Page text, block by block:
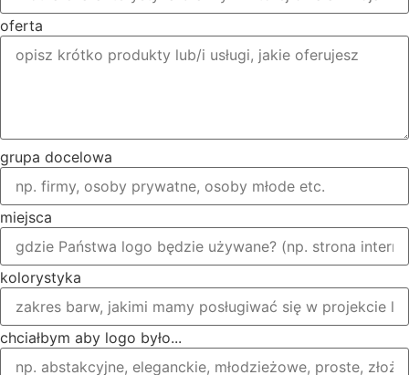
oferta
grupa docelowa
miejsca
kolorystyka
chciałbym aby logo było...